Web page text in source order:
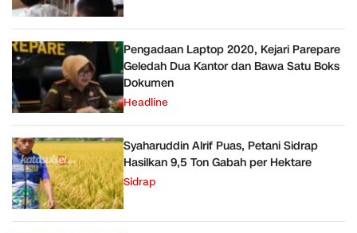
Pengadaan Laptop 2020, Kejari Parepare
Geledah Dua Kantor dan Bawa Satu Boks
Dokumen
Headline
Syaharuddin Alrif Puas, Petani Sidrap
Hasilkan 9,5 Ton Gabah per Hektare
Sidrap